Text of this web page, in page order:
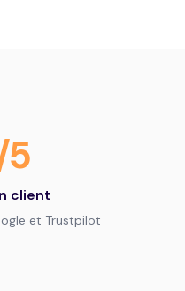
client
et Trustpilot